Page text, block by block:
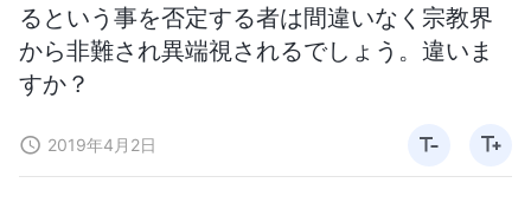
るという事を否定する者は間違いなく宗教界
から非難され異端視されるでしょう。違いま
すか？
2019年4月2日